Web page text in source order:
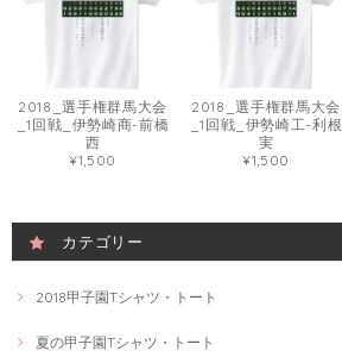
2018_選手権群馬大会
_1回戦_伊勢崎商-前橋
西
¥1,500
2018_選手権群馬大会
_1回戦_伊勢崎工-利根
実
¥1,500
カテゴリー
2018甲子園Tシャツ・トート
夏の甲子園Tシャツ・トート